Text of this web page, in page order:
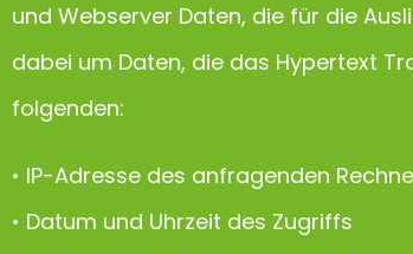
und Webserver Daten, die für die
dabei um Daten, die das Hypertext
folgenden:
• IP-Adresse des anfragenden
• Datum und Uhrzeit des Zugriffs